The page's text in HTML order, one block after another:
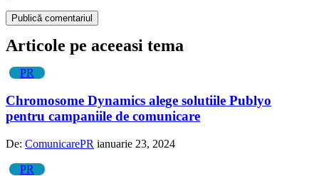
Articole pe aceeasi tema
PR
Chromosome Dynamics alege solutiile Publyo
pentru campaniile de comunicare
De: ComunicarePR ianuarie 23, 2024
PR